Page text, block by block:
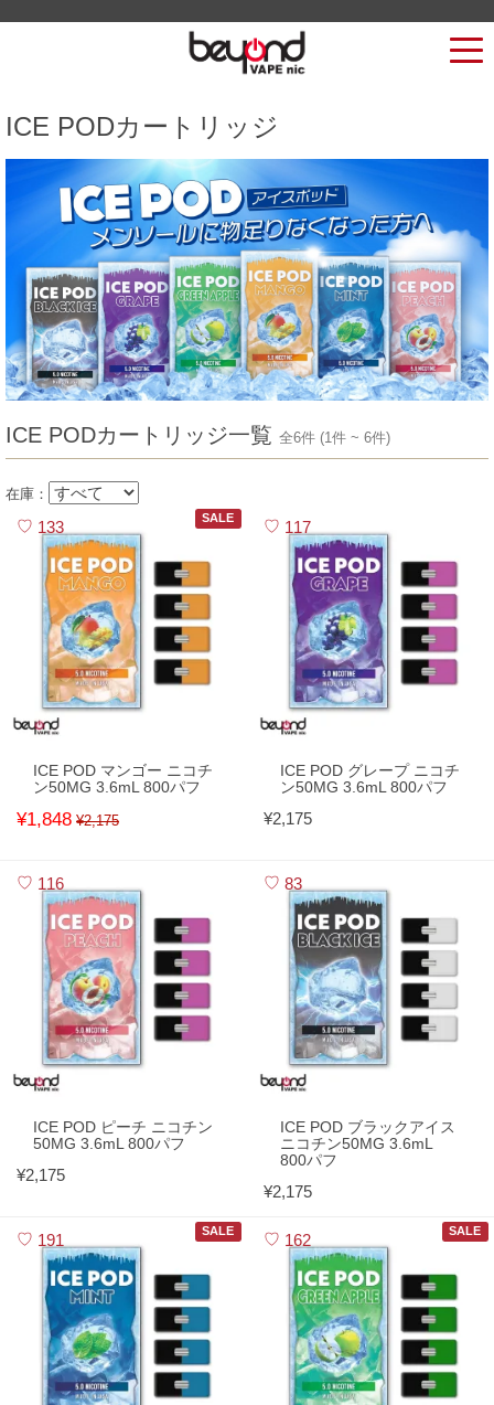
ICE PODカートリッジ
ICE PODカートリッジ一覧 全6件 (1件 ~ 6件)
在庫：
133
ICE POD マンゴー ニコチ
ン50MG 3.6mL 800パフ
¥1,848 ¥2,175
SALE 117
ICE POD グレープ ニコチ
ン50MG 3.6mL 800パフ
¥2,175
116
ICE POD ピーチ ニコチン
50MG 3.6mL 800パフ
¥2,175
83
ICE POD ブラックアイス
ニコチン50MG 3.6mL
800パフ
¥2,175
191 SALE 162 SALE